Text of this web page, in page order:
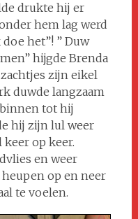
drukte hij er
hem lag werd
het”! ” Duw
hijgde Brenda
zijn eikel
duwde langzaam
tot hij
hij zijn lul weer
op keer.
en weer
op en neer
te voelen.